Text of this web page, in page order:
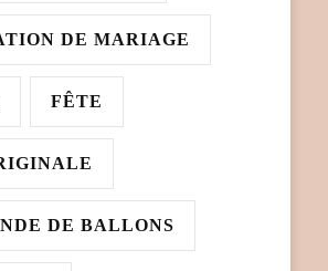
DE MARIAGE
FÊTE
DE BALLONS